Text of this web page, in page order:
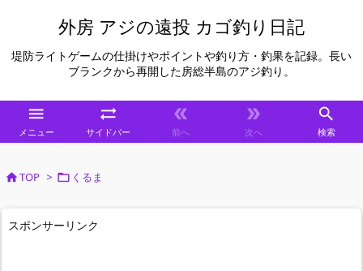
外房 アジの遠投 カゴ釣り日記
堤防ライトゲームの仕掛けやポイントや釣り方・釣果を記録。長い
ブランクから再開した房総半島のアジ釣り。

メニュー

サイドバー

前へ

次へ

検索
TOP >  くるま
スポンサーリンク